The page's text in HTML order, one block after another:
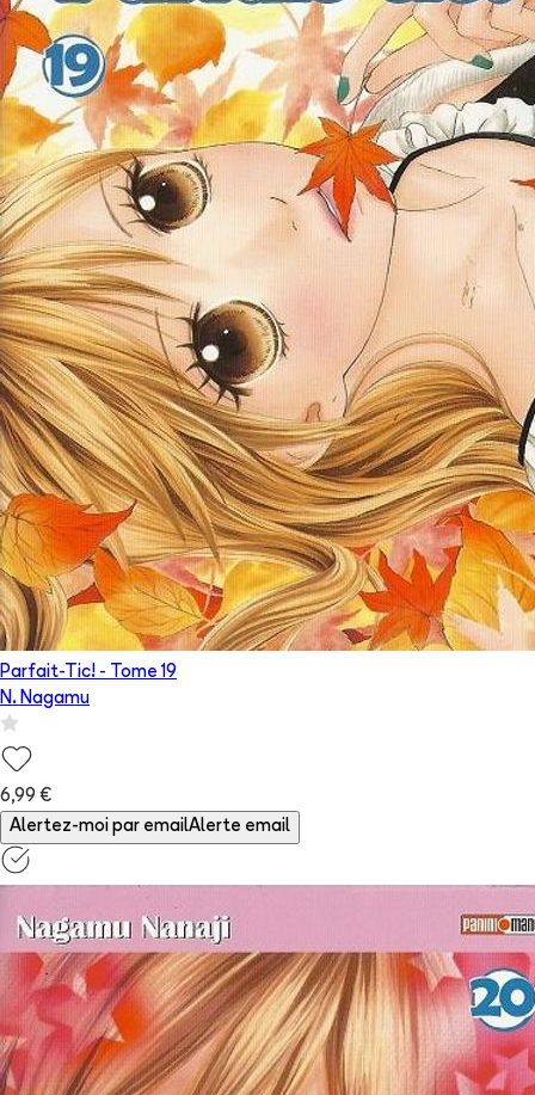
Parfait-Tic! - Tome 19
N. Nagamu
6,99 €
Alertez-moi par emailAlerte email